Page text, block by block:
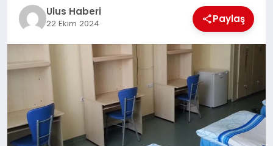
Ulus Haberi
22 Ekim 2024 Paylaş